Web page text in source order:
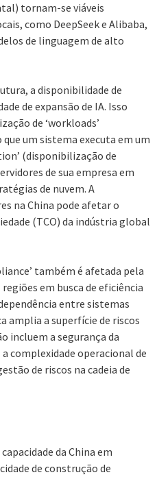
tornam-se viáveis
como DeepSeek e Alibaba,
de linguagem de alto
a disponibilidade de
de expansão de IA. Isso
de ‘workloads’
um sistema executa em um
(disponibilização de
de sua empresa em
de nuvem. A
na China pode afetar o
(TCO) da indústria global
também é afetada pela
em busca de eficiência
entre sistemas
a superfície de riscos
incluem a segurança da
complexidade operacional de
de riscos na cadeia de
da China em
de construção de